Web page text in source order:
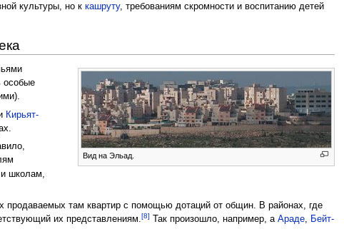
культуры, но ккашруту, требованиям скромности и воспитанию детей
Вид на Эльад.
особые
Кирьят-
школам,
продаваемых там квартир с помощью дотаций от общин. В районах, где
их представлениям.[8] Так произошло, например, аАраде, Бейт-